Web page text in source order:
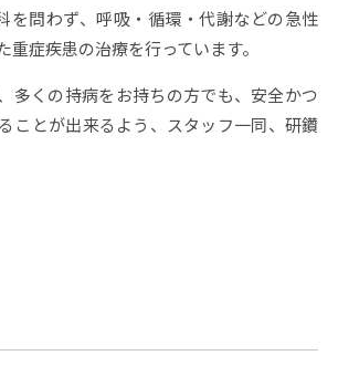
を問わず、呼吸・循環・代謝などの急性
重症疾患の治療を行っています。
多くの持病をお持ちの方でも、安全かつ
ことが出来るよう、スタッフ一同、研鑽